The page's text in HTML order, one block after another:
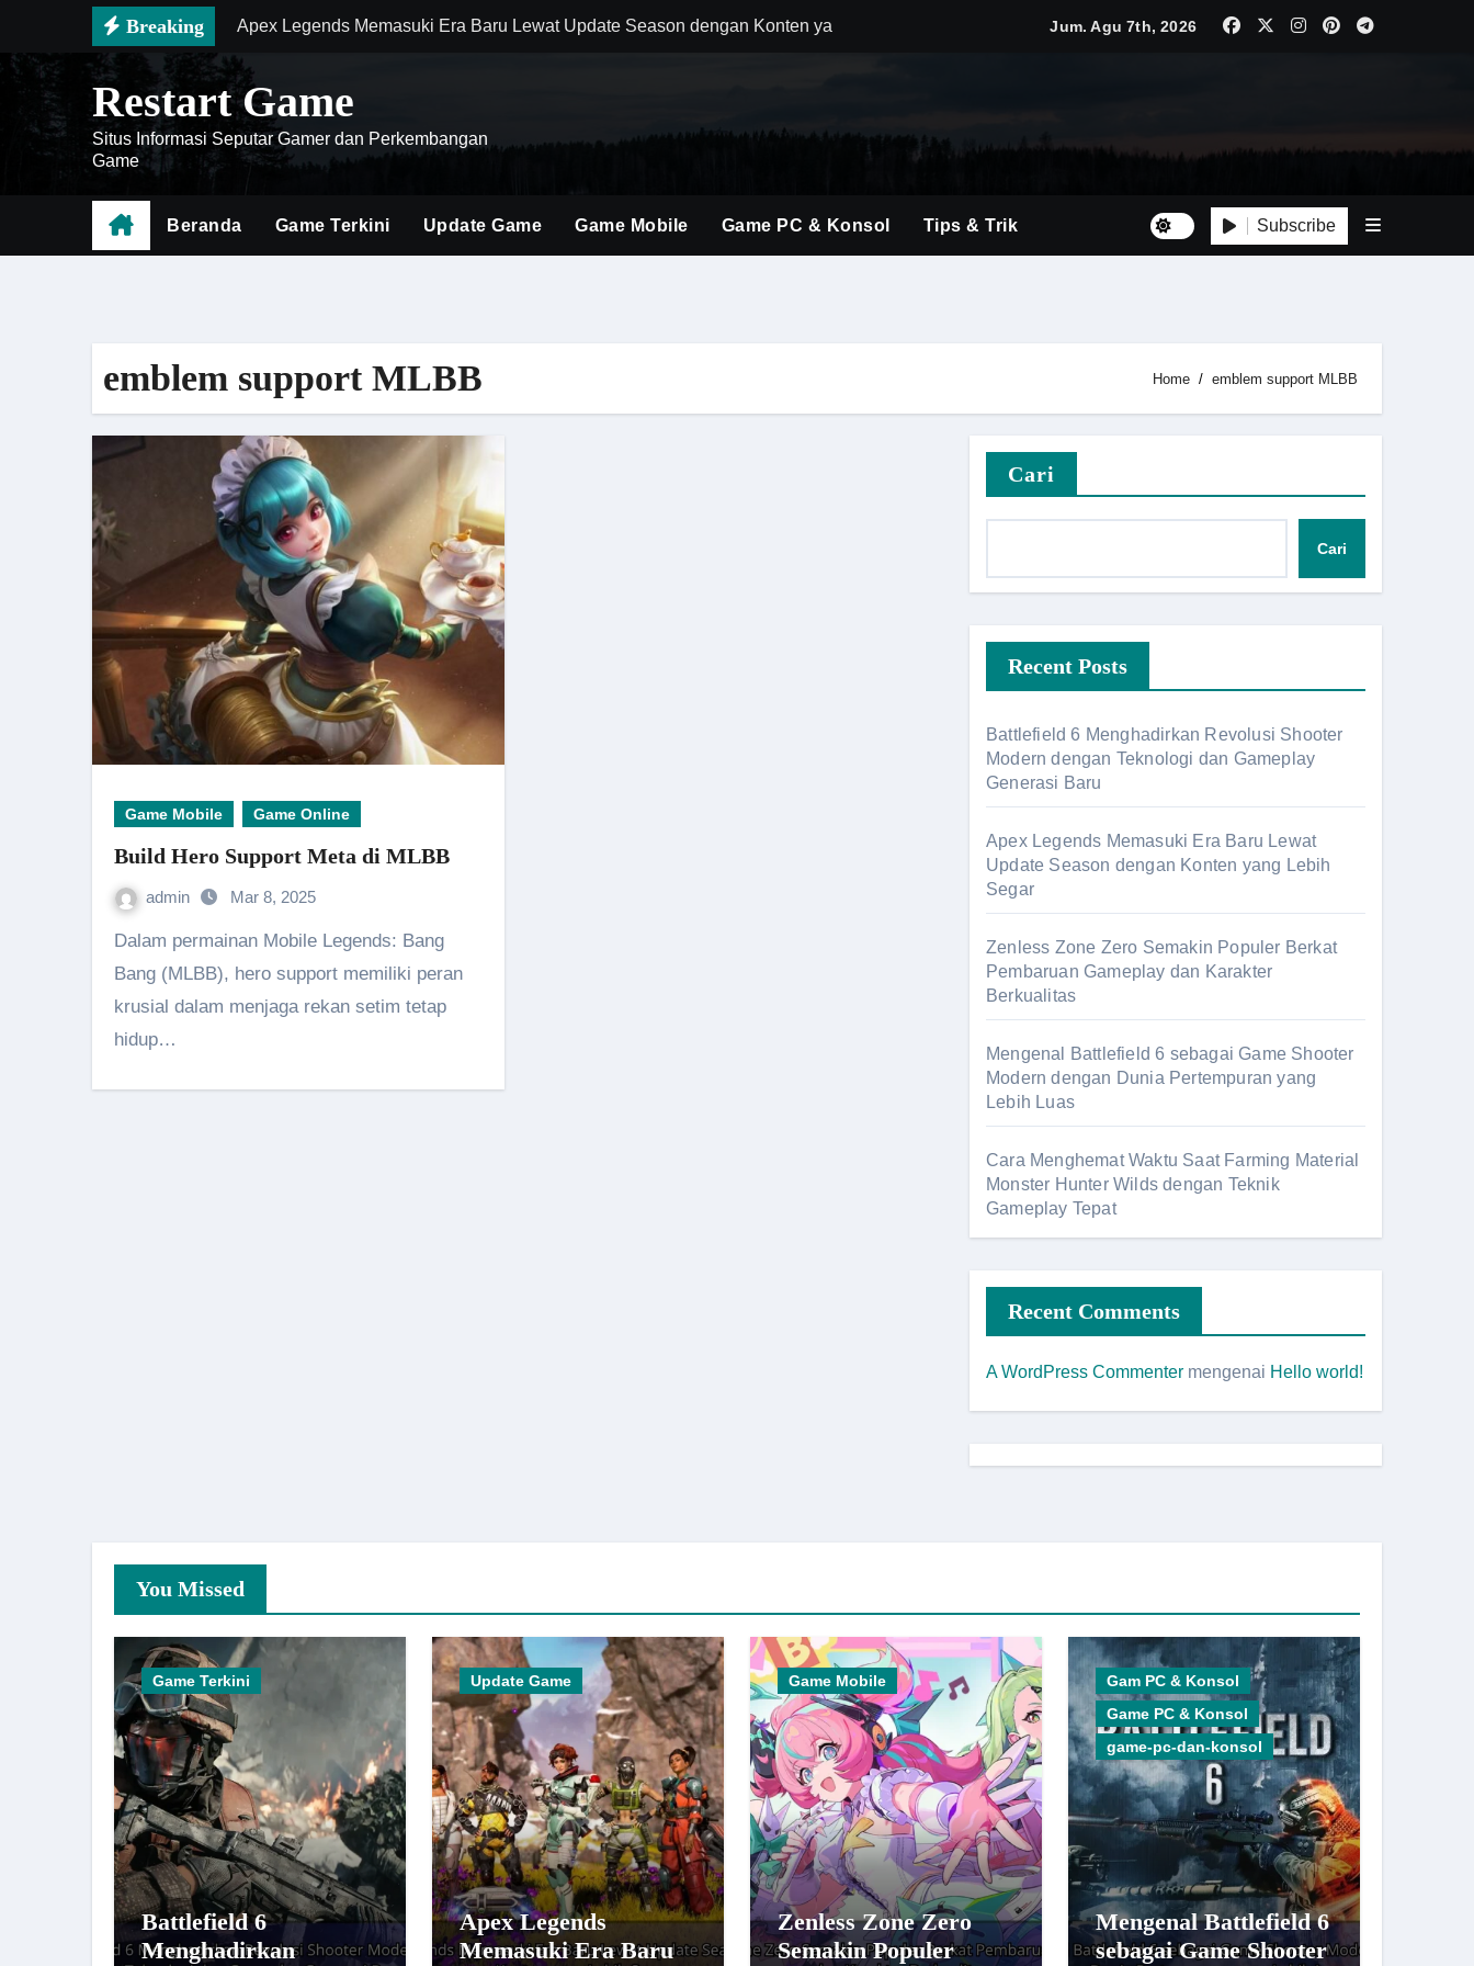
content
Breaking Apex Legends Memasuki Era Baru Lewat Update Season dengan Konten yang Lebih Segar
Zenless Zone Zero Semakin Populer Berkat Pembaruan Gameplay dan Karakter Berkualitas
Mengenal Battlefield 6 sebagai Game Shooter Modern dengan Dunia Pertempuran yang Lebih Luas
Cara Menghemat Waktu Saat Farming Material Monster Hunter Wilds dengan Teknik Gameplay Tepat
Cara Menguasai Meta Honor of Kings Terbaru untuk Mendominasi Setiap Pertandingan
Jum. Agu 7th, 2026
Restart Game
Situs Informasi Seputar Gamer dan Perkembangan
Game
Beranda Game Terkini Update Game Game Mobile Game PC & Konsol Tips & Trik Subscribe
emblem support MLBB Home emblem support MLBB
Game Mobile Game Online
Build Hero Support Meta di MLBB
admin Mar 8, 2025
Dalam permainan Mobile Legends: Bang
Bang (MLBB), hero support memiliki peran
krusial dalam menjaga rekan setim tetap
hidup…
Cari
Cari
Recent Posts
Battlefield 6 Menghadirkan Revolusi Shooter
Modern dengan Teknologi dan Gameplay
Generasi Baru
Apex Legends Memasuki Era Baru Lewat
Update Season dengan Konten yang Lebih
Segar
Zenless Zone Zero Semakin Populer Berkat
Pembaruan Gameplay dan Karakter
Berkualitas
Mengenal Battlefield 6 sebagai Game Shooter
Modern dengan Dunia Pertempuran yang
Lebih Luas
Cara Menghemat Waktu Saat Farming Material
Monster Hunter Wilds dengan Teknik
Gameplay Tepat
Recent Comments
A WordPress Commenter mengenai Hello world!
You Missed
Game Terkini
Battlefield 6
Menghadirkan
Update Game
Apex Legends
Memasuki Era Baru
Game Mobile
Zenless Zone Zero
Semakin Populer
Gam PC & Konsol
Game PC & Konsol
game-pc-dan-konsol
Mengenal Battlefield 6
sebagai Game Shooter